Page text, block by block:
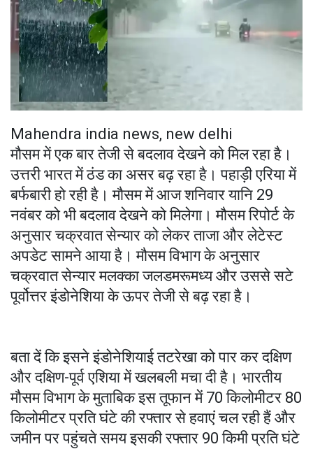
Mahendra india news, new delhi
मौसम में एक बार तेजी से बदलाव देखने को मिल रहा है।
उत्तरी भारत में ठंड का असर बढ़ रहा है। पहाड़ी एरिया में
बर्फबारी हो रही है। मौसम में आज शनिवार यानि 29
नवंबर को भी बदलाव देखने को मिलेगा। मौसम रिपोर्ट के
अनुसार चक्रवात सेन्यार को लेकर ताजा और लेटेस्ट
अपडेट सामने आया है। मौसम विभाग के अनुसार
चक्रवात सेन्यार मलक्का जलडमरूमध्य और उससे सटे
पूर्वोत्तर इंडोनेशिया के ऊपर तेजी से बढ़ रहा है।
बता दें कि इसने इंडोनेशियाई तटरेखा को पार कर दक्षिण
और दक्षिण-पूर्व एशिया में खलबली मचा दी है। भारतीय
मौसम विभाग के मुताबिक इस तूफान में 70 किलोमीटर 80
किलोमीटर प्रति घंटे की रफ्तार से हवाएं चल रही हैं और
जमीन पर पहुंचते समय इसकी रफ्तार 90 किमी प्रति घंटे